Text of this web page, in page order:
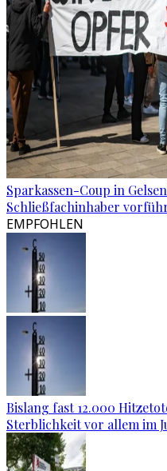
Sparkassen-Coup in
Schließfachinhaber
EMPFOHLEN
Bislang fast 12.000
Sterblichkeit vor allem im